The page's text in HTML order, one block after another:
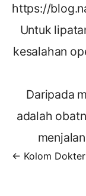
https://
Untuk
kesalahan
Daripada
adalah
← Kolom Dokter